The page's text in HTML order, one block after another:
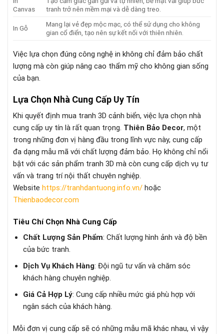
Canvas
tranh trở nên mềm mại và dễ dàng treo.
In Gỗ
Mang lại vẻ đẹp mộc mạc, có thể sử dụng cho không
gian cổ điển, tạo nên sự kết nối với thiên nhiên.
Việc lựa chọn đúng công nghệ in không chỉ đảm bảo chất
lượng mà còn giúp nâng cao thẩm mỹ cho không gian sống
của bạn.
Lựa Chọn Nhà Cung Cấp Uy Tín
Khi quyết định mua tranh 3D cảnh biển, việc lựa chọn nhà
cung cấp uy tín là rất quan trọng. Thiên Bảo Decor, một
trong những đơn vị hàng đầu trong lĩnh vực này, cung cấp
đa dạng mẫu mã với chất lượng đảm bảo. Họ không chỉ nổi
bật với các sản phẩm tranh 3D mà còn cung cấp dịch vụ tư
vấn và trang trí nội thất chuyên nghiệp.
Website https://tranhdantuong.info.vn/ hoặc
Thienbaodecor.com
Tiêu Chí Chọn Nhà Cung Cấp
Chất Lượng Sản Phẩm: Chất lượng hình ảnh và độ bền
của bức tranh.
Dịch Vụ Khách Hàng: Đội ngũ tư vấn và chăm sóc
khách hàng chuyên nghiệp.
Giá Cả Hợp Lý: Cung cấp nhiều mức giá phù hợp với
ngân sách của khách hàng.
Mỗi đơn vị cung cấp sẽ có những mẫu mã khác nhau, vì vậy